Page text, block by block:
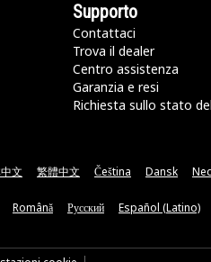
Supporto
Contattaci
Trova il dealer
Centro assistenza
Garanzia e resi
Richiesta sullo stato
文 繁體中文 Čeština Dansk
Română Русский Español (Latino)